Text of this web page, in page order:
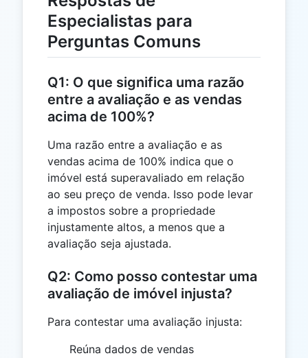
Especialistas para
Perguntas Comuns
Q1: O que significa uma razão
entre a avaliação e as vendas
acima de 100%?
Uma razão entre a avaliação e as
vendas acima de 100% indica que o
imóvel está superavaliado em relação
ao seu preço de venda. Isso pode levar
a impostos sobre a propriedade
injustamente altos, a menos que a
avaliação seja ajustada.
Q2: Como posso contestar uma
avaliação de imóvel injusta?
Para contestar uma avaliação injusta:
Reúna dados de vendas